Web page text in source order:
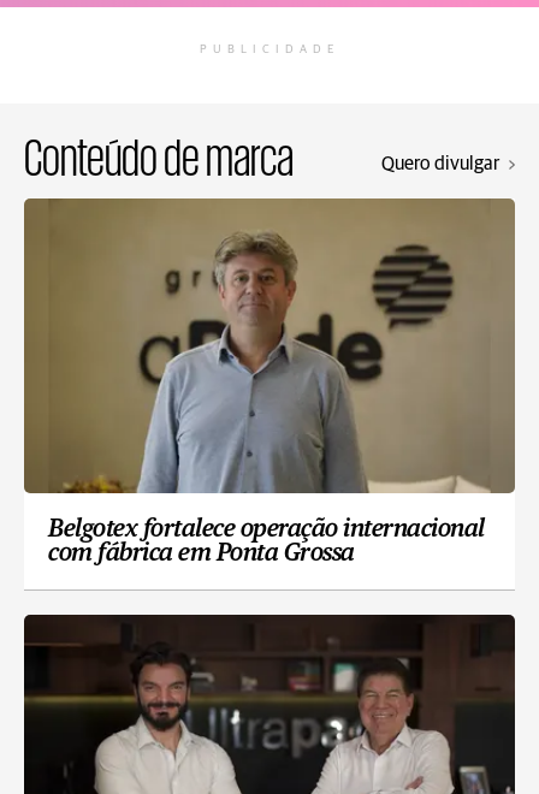
PUBLICIDADE
Conteúdo de marca Quero divulgar
Belgotex fortalece operação internacional
com fábrica em Ponta Grossa